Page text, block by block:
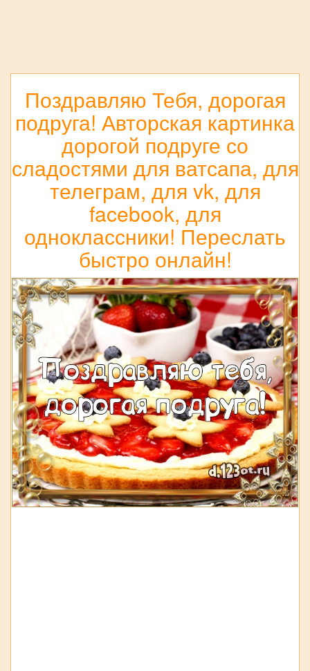
Поздравляю Тебя, дорогая
подруга! Авторская картинка
дорогой подруге со
сладостями для ватсапа, для
телеграм, для vk, для
facebook, для
одноклассники! Переслать
быстро онлайн!